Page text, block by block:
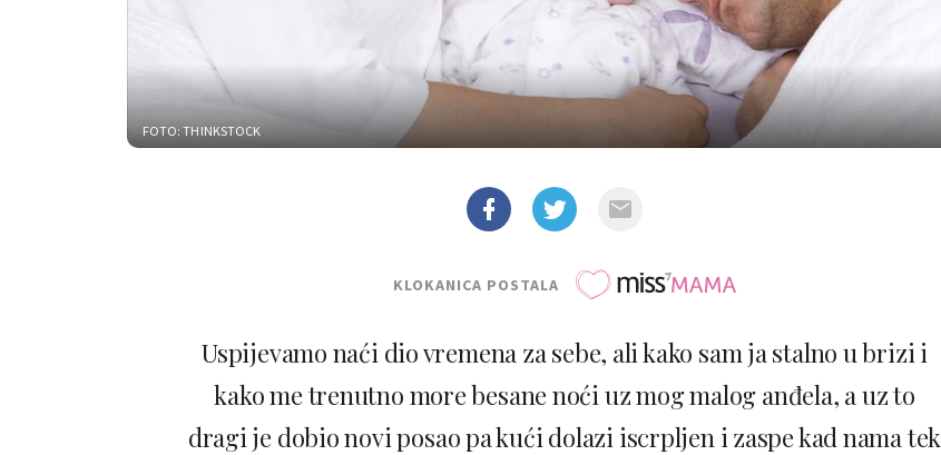
FOTO: THINKSTOCK
KLOKANICA POSTALA
Uspijevamo naći dio vremena za sebe, ali kako sam ja stalno u brizi i
kako me trenutno more besane noći uz mog malog anđela, a uz to
dragi je dobio novi posao pa kući dolazi iscrpljen i zaspe kad nama tek